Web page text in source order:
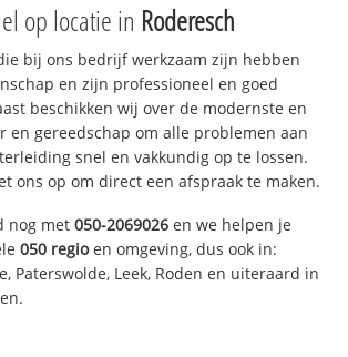
op locatie in Roderesch
bij ons bedrijf werkzaam zijn hebben
en zijn professioneel en goed
beschikken wij over de modernste en
en gereedschap om alle problemen aan
snel en vakkundig op te lossen.
ons op om direct een afspraak te maken.
nog met050-2069026 en we helpen je
050 regioen omgeving, dus ook in:
Paterswolde, Leek, Roden en uiteraard in